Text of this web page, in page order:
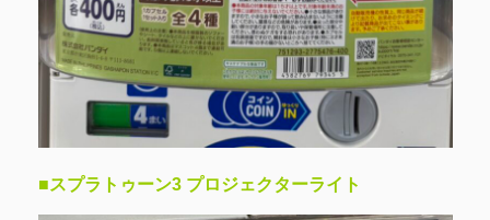
■スプラトゥーン3 プロジェクターライト